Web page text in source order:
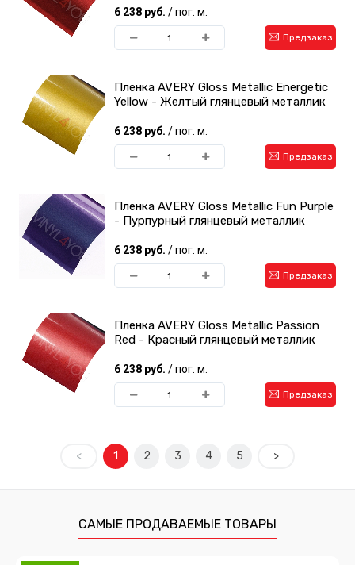
6 238 руб. / пог. м.
Предзаказ
Пленка AVERY Gloss Metallic Energetic
Yellow - Желтый глянцевый металлик
6 238 руб. / пог. м.
Предзаказ
Пленка AVERY Gloss Metallic Fun Purple
- Пурпурный глянцевый металлик
6 238 руб. / пог. м.
Предзаказ
Пленка AVERY Gloss Metallic Passion
Red - Красный глянцевый металлик
6 238 руб. / пог. м.
Предзаказ
< 1 2 3 4 5 >
САМЫЕ ПРОДАВАЕМЫЕ ТОВАРЫ